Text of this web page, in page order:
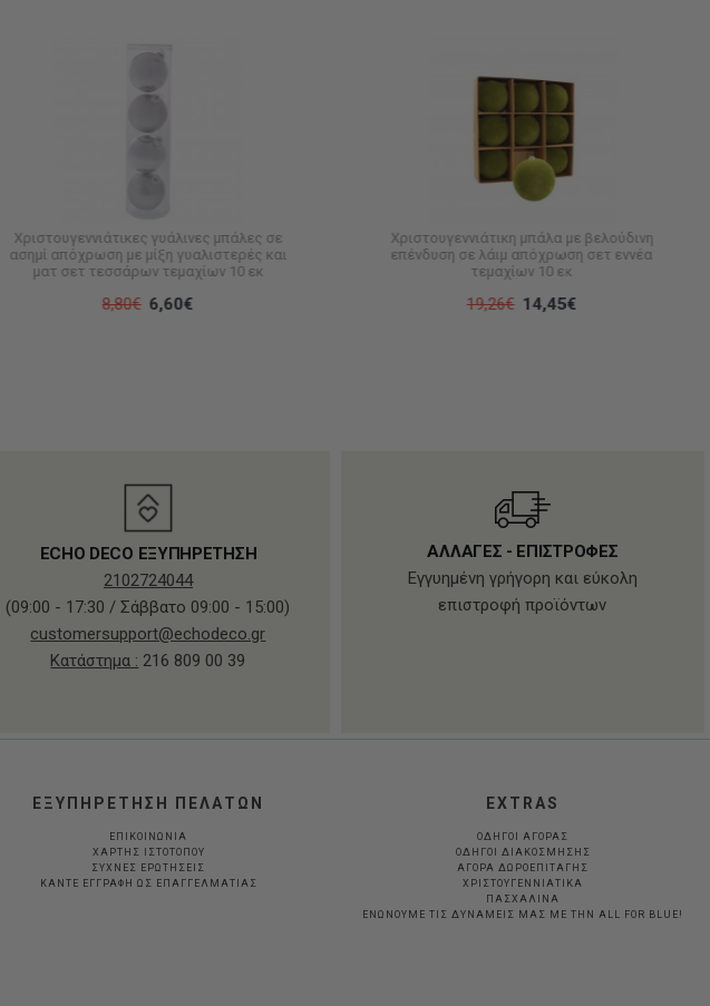
Χριστουγεννιάτικες γυάλινες μπάλες σε
ασημί απόχρωση με μίξη γυαλιστερές και
ματ σετ τεσσάρων τεμαχίων 10 εκ
8,80€ 6,60€
Χριστουγεννιάτικη μπάλα με βελούδινη
επένδυση σε λάιμ απόχρωση σετ εννέα
τεμαχίων 10 εκ
19,26€ 14,45€
ECHO DECO ΕΞΥΠΗΡΕΤΗΣΗ
2102724044
(09:00 - 17:30 / Σάββατο 09:00 - 15:00)
customersupport@echodeco.gr
Κατάστημα : 216 809 00 39
ΑΛΛΑΓΕΣ - ΕΠΙΣΤΡΟΦΕΣ
Εγγυημένη γρήγορη και εύκολη
επιστροφή προϊόντων
ΕΞΥΠΗΡΕΤΗΣΗ ΠΕΛΑΤΩΝ
ΕΠΙΚΟΙΝΩΝΙΑ
ΧΑΡΤΗΣ ΙΣΤΟΤΟΠΟΥ
ΣΥΧΝΕΣ ΕΡΩΤΗΣΕΙΣ
ΚΆΝΤΕ ΕΓΓΡΑΦΉ ΩΣ ΕΠΑΓΓΕΛΜΑΤΊΑΣ
EXTRAS
ΟΔΗΓΟΙ ΑΓΟΡΑΣ
ΟΔΗΓΟΙ ΔΙΑΚΟΣΜΗΣΗΣ
ΑΓΟΡΑ ΔΩΡΟΕΠΙΤΑΓΗΣ
ΧΡΙΣΤΟΥΓΕΝΝΙΑΤΙΚΑ
ΠΑΣΧΑΛΙΝΑ
ΕΝΩΝΟΥΜΕ ΤΙΣ ΔΥΝΑΜΕΙΣ ΜΑΣ ΜΕ ΤΗΝ ALL FOR BLUE!